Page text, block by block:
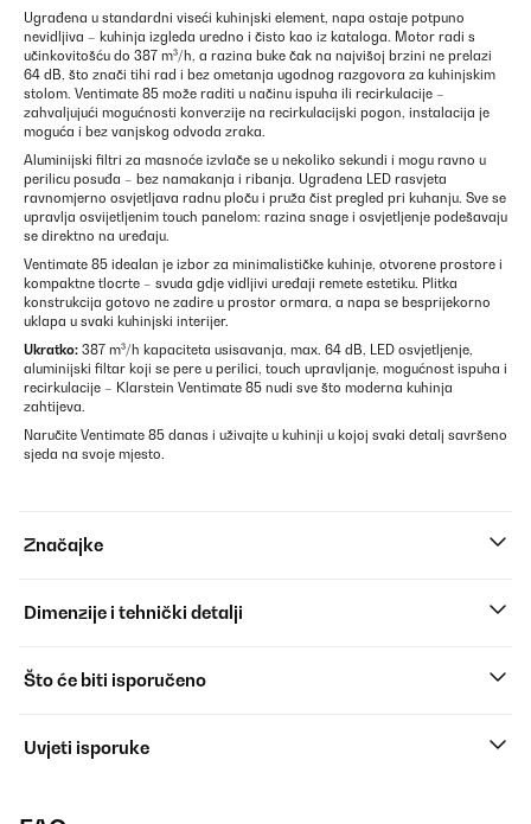
Ugrađena u standardni viseći kuhinjski element, napa ostaje potpuno
nevidljiva – kuhinja izgleda uredno i čisto kao iz kataloga. Motor radi s
učinkovitošću do 387 m³/h, a razina buke čak na najvišoj brzini ne prelazi
64 dB, što znači tihi rad i bez ometanja ugodnog razgovora za kuhinjskim
stolom. Ventimate 85 može raditi u načinu ispuha ili recirkulacije –
zahvaljujući mogućnosti konverzije na recirkulacijski pogon, instalacija je
moguća i bez vanjskog odvoda zraka.
Aluminijski filtri za masnoće izvlače se u nekoliko sekundi i mogu ravno u
perilicu posuđa – bez namakanja i ribanja. Ugrađena LED rasvjeta
ravnomjerno osvjetljava radnu ploču i pruža čist pregled pri kuhanju. Sve se
upravlja osvijetljenim touch panelom: razina snage i osvjetljenje podešavaju
se direktno na uređaju.
Ventimate 85 idealan je izbor za minimalističke kuhinje, otvorene prostore i
kompaktne tlocrte – svuda gdje vidljivi uređaji remete estetiku. Plitka
konstrukcija gotovo ne zadire u prostor ormara, a napa se besprijekorno
uklapa u svaki kuhinjski interijer.
Ukratko: 387 m³/h kapaciteta usisavanja, max. 64 dB, LED osvjetljenje,
aluminijski filtar koji se pere u perilici, touch upravljanje, mogućnost ispuha i
recirkulacije – Klarstein Ventimate 85 nudi sve što moderna kuhinja
zahtijeva.
Naručite Ventimate 85 danas i uživajte u kuhinji u kojoj svaki detalj savršeno
sjeda na svoje mjesto.
Značajke
Dimenzije i tehnički detalji
Što će biti isporučeno
Uvjeti isporuke